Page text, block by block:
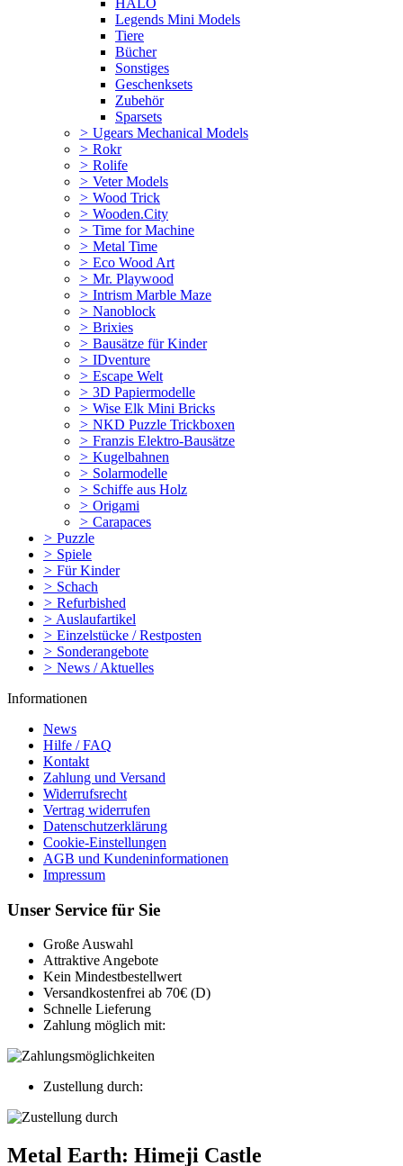
HALO
Legends Mini Models
Tiere
Bücher
Sonstiges
Geschenksets
Zubehör
Sparsets
> Ugears Mechanical Models
> Rokr
> Rolife
> Veter Models
> Wood Trick
> Wooden.City
> Time for Machine
> Metal Time
> Eco Wood Art
> Mr. Playwood
> Intrism Marble Maze
> Nanoblock
> Brixies
> Bausätze für Kinder
> IDventure
> Escape Welt
> 3D Papiermodelle
> Wise Elk Mini Bricks
> NKD Puzzle Trickboxen
> Franzis Elektro-Bausätze
> Kugelbahnen
> Solarmodelle
> Schiffe aus Holz
> Origami
> Carapaces
> Puzzle
> Spiele
> Für Kinder
> Schach
> Refurbished
> Auslaufartikel
> Einzelstücke / Restposten
> Sonderangebote
> News / Aktuelles
Informationen
News
Hilfe / FAQ
Kontakt
Zahlung und Versand
Widerrufsrecht
Vertrag widerrufen
Datenschutzerklärung
Cookie-Einstellungen
AGB und Kundeninformationen
Impressum
Unser Service für Sie
Große Auswahl
Attraktive Angebote
Kein Mindestbestellwert
Versandkostenfrei ab 70€ (D)
Schnelle Lieferung
Zahlung möglich mit:
Zustellung durch:
Metal Earth: Himeji Castle